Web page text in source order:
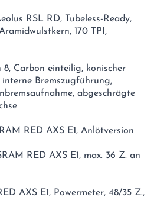
RSL RD, Tubeless-Ready,
170 TPI,
8, Carbon einteilig, konischer
Bremszugführung,
abgeschrägte
RED AXS E1, Anlötversion
RED AXS E1, max. 36 Z. an
AXS E1, Powermeter, 48/35 Z.,